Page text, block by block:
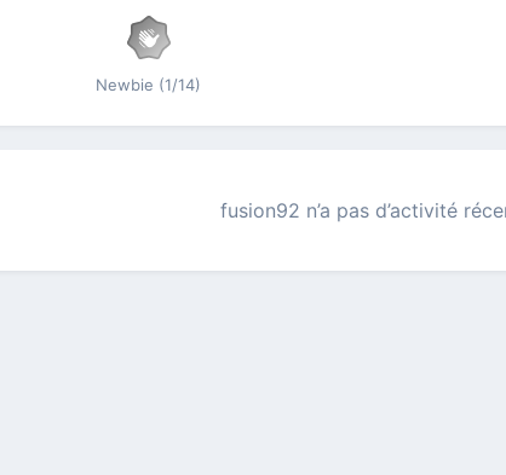
Newbie (1/14)
fusion92 n’a pas d’activité